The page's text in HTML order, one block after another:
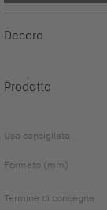
Decoro
Prodotto
Uso consigliato
Formato (mm)
Termine di consegna